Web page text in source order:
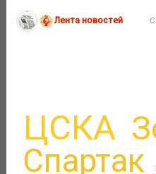
Лента новостей
ЦСКА
Спартак